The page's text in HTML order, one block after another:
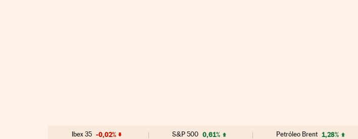
Ibex 35 -0,02% S&P 500 0,61% Petróleo Brent 1,28%